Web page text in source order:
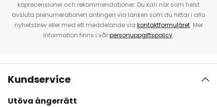
köprecensioner och rekommendationer. Du kan när som helst
avsluta prenumerationen antingen via länken som du hittar i alla
nyhetsbrev eller med ett meddelande via kontaktformuläret. Mer
information finns i vårpersonuppgiftspolicy.
Kundservice
Utöva ångerrätt